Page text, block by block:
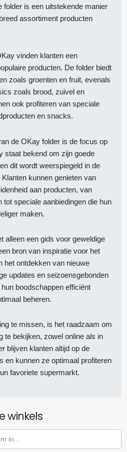
folder is een uitstekende manier
assortiment producten
vinden klanten een
producten. De folder biedt
zoals groenten en fruit, evenals
zoals brood, zuivel en
ook profiteren van speciale
en snacks.
de OKay folder is de focus op
staat bekend om zijn goede
dit wordt weerspiegeld in de
kunnen genieten van
aan producten, van
tot speciale aanbiedingen die hun
maken.
alleen een gids voor geweldige
bron van inspiratie voor het
het ontdekken van nieuwe
updates en seizoensgebonden
boodschappen efficiënt
beheren.
te missen, is het raadzaam om
te bekijken, zowel online als in
blijven klanten altijd op de
en kunnen ze optimaal profiteren
favoriete supermarkt.
winkels